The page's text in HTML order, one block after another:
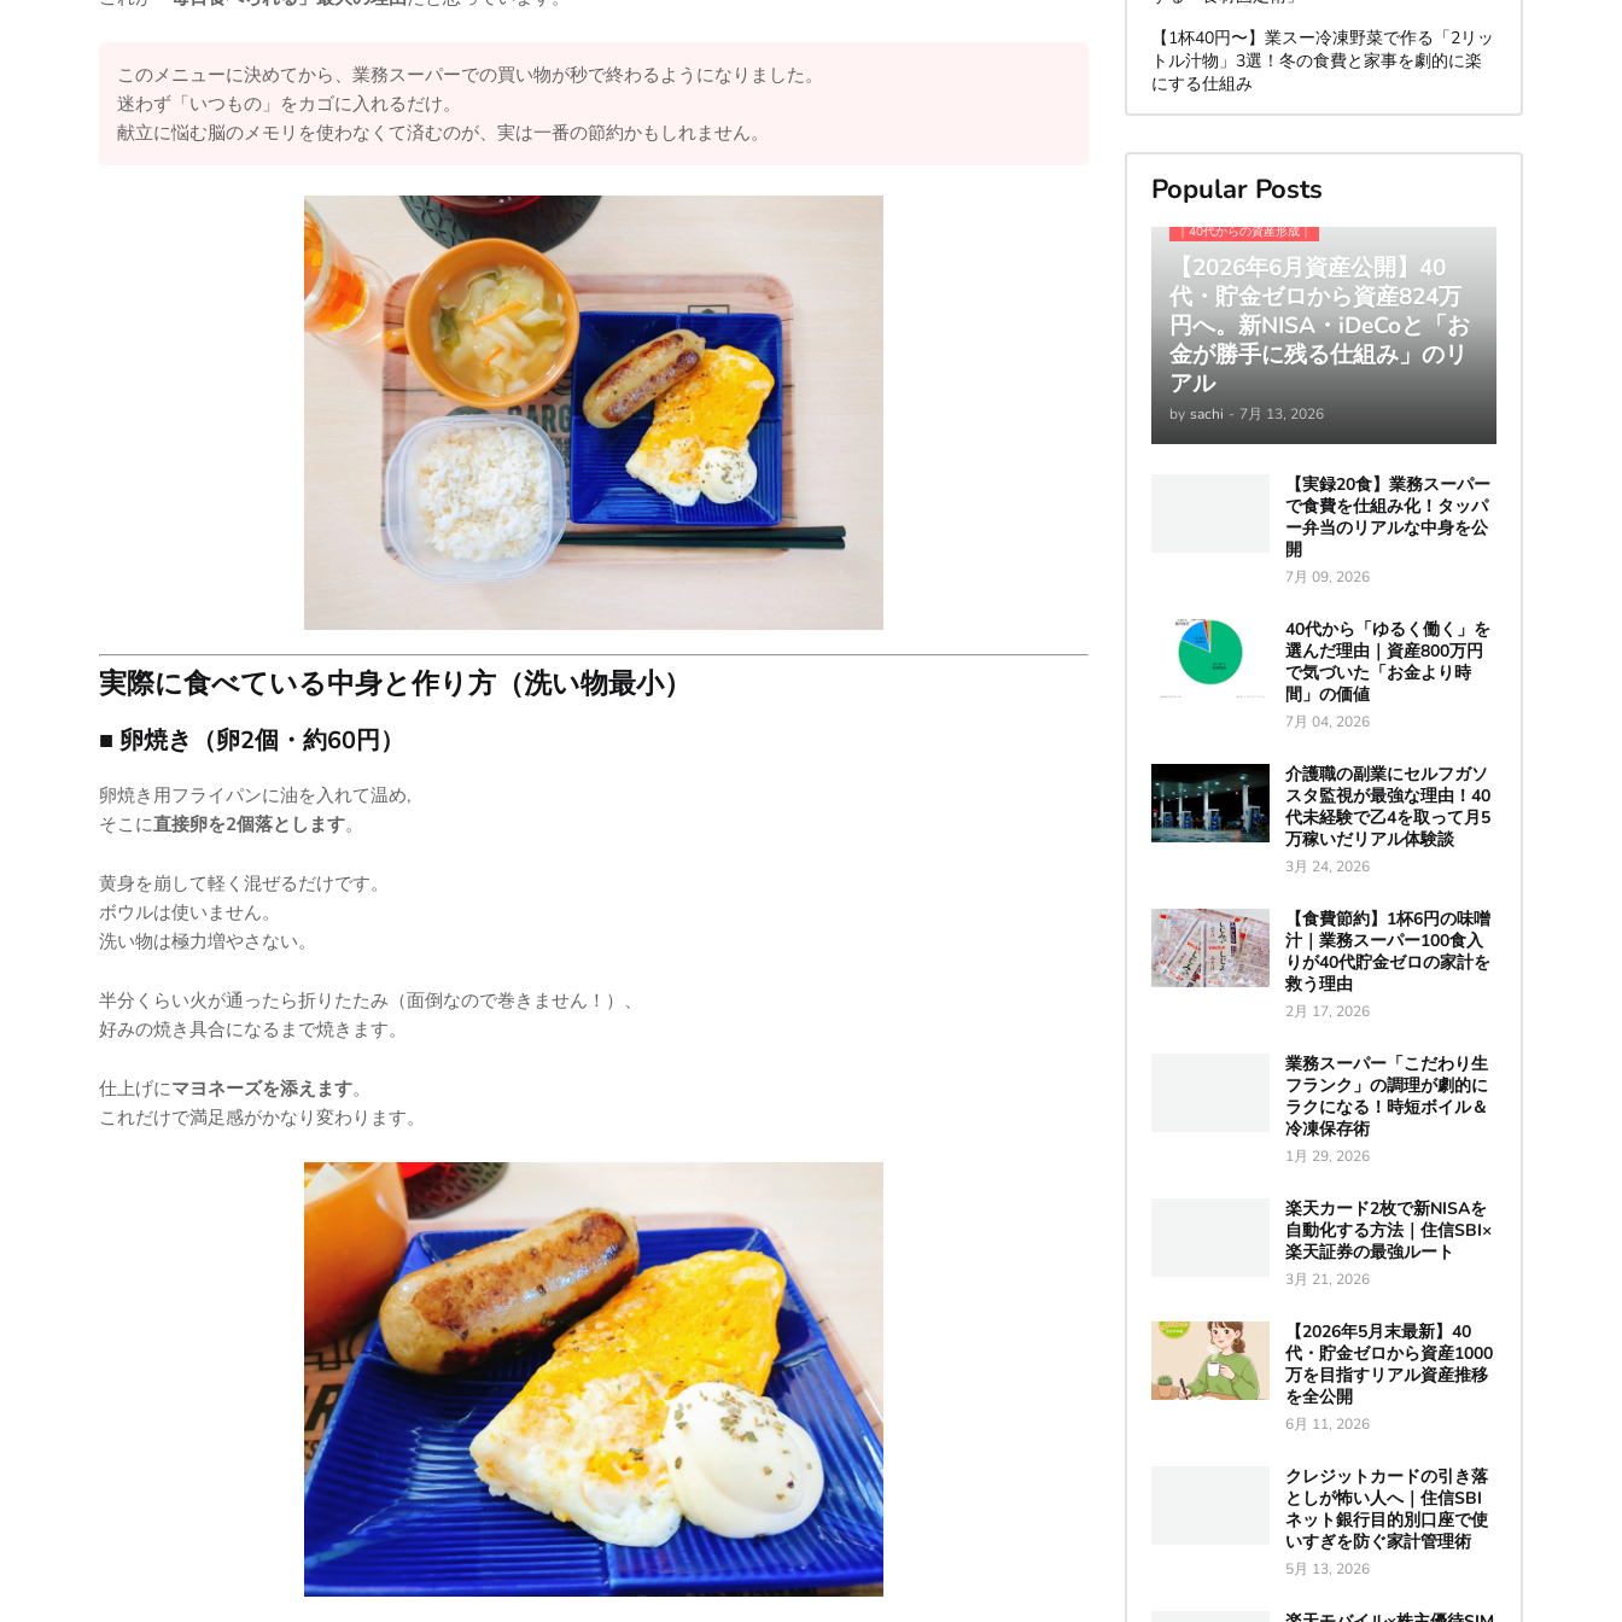
このメニューに決めてから、業務スーパーでの買い物が秒で終わるようになりました。
迷わず「いつもの」をカゴに入れるだけ。
献立に悩む脳のメモリを使わなくて済むのが、実は一番の節約かもしれません。
実際に食べている中身と作り方（洗い物最小）
■ 卵焼き（卵2個・約60円）
卵焼き用フライパンに油を入れて温め,
そこに直接卵を2個落とします。
黄身を崩して軽く混ぜるだけです。
ボウルは使いません。
洗い物は極力増やさない。
半分くらい火が通ったら折りたたみ（面倒なので巻きません！）、
好みの焼き具合になるまで焼きます。
仕上げにマヨネーズを添えます。
これだけで満足感がかなり変わります。
【1杯40円〜】業スー冷凍野菜で作る「2リッ
トル汁物」3選！冬の食費と家事を劇的に楽
にする仕組み
Popular Posts
｜40代からの資産形成｜
【2026年6月資産公開】40
代・貯金ゼロから資産824万
円へ。新NISA・iDeCoと「お
金が勝手に残る仕組み」のリ
アル
by sachi - 7月 13, 2026
【実録20食】業務スーパー
で食費を仕組み化！タッパ
ー弁当のリアルな中身を公
開
7月 09, 2026
40代から「ゆるく働く」を
選んだ理由｜資産800万円
で気づいた「お金より時
間」の価値
7月 04, 2026
介護職の副業にセルフガソ
スタ監視が最強な理由！40
代未経験で乙4を取って月5
万稼いだリアル体験談
3月 24, 2026
【食費節約】1杯6円の味噌
汁｜業務スーパー100食入
りが40代貯金ゼロの家計を
救う理由
2月 17, 2026
業務スーパー「こだわり生
フランク」の調理が劇的に
ラクになる！時短ボイル＆
冷凍保存術
1月 29, 2026
楽天カード2枚で新NISAを
自動化する方法｜住信SBI×
楽天証券の最強ルート
3月 21, 2026
【2026年5月末最新】40
代・貯金ゼロから資産1000
万を目指すリアル資産推移
を全公開
6月 11, 2026
クレジットカードの引き落
としが怖い人へ｜住信SBI
ネット銀行目的別口座で使
いすぎを防ぐ家計管理術
5月 13, 2026